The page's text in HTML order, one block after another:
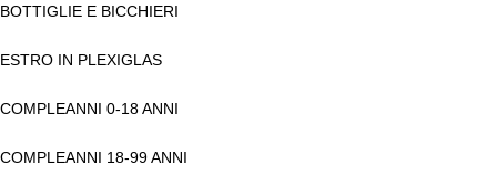
BOTTIGLIE E BICCHIERI
ESTRO IN PLEXIGLAS
COMPLEANNI 0-18 ANNI
COMPLEANNI 18-99 ANNI